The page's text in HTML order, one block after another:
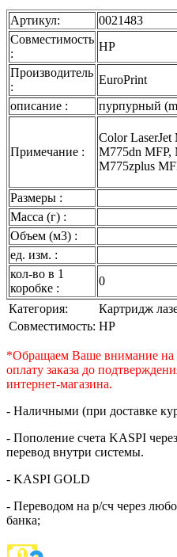
Артикул:
0021483
Совместимость
:
HP
Производитель
:
EuroPrint
описание :
пурпурный
Примечание :
Color LaserJet
M775dn MFP,
M775zplus
Размеры :
Масса (г) :
Объем (м3) :
ед. изм. :
кол-во в 1
коробке :
0
Категория:
Картридж
Совместимость: HP
*Обращаем Ваше внимание на
оплату заказа до
интернет-магазина.
- Наличными (при доставке
- Пополение счета KASPI
перевод внутри системы.
- KASPI GOLD
- Переводом на р/сч через
банка;